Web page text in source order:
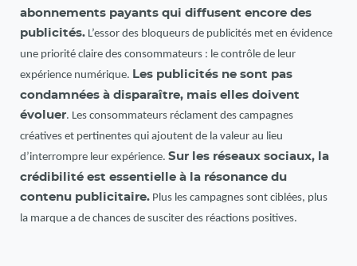
abonnements payants qui diffusent encore des
publicités. L’essor des bloqueurs de publicités met en évidence
une priorité claire des consommateurs : le contrôle de leur
expérience numérique. Les publicités ne sont pas
condamnées à disparaître, mais elles doivent
évoluer. Les consommateurs réclament des campagnes
créatives et pertinentes qui ajoutent de la valeur au lieu
d’interrompre leur expérience. Sur les réseaux sociaux, la
crédibilité est essentielle à la résonance du
contenu publicitaire. Plus les campagnes sont ciblées, plus
la marque a de chances de susciter des réactions positives.